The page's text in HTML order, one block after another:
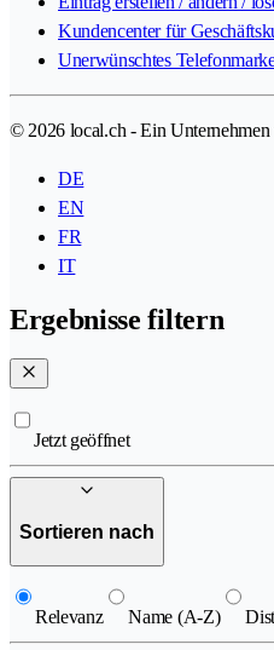
Kundencenter für
Unerwünschtes
© 2026 local.ch - Ein Unternehmen
DE
EN
FR
IT
Ergebnisse filtern
Jetzt geöffnet
Sortieren nach
Relevanz Name (A-Z)